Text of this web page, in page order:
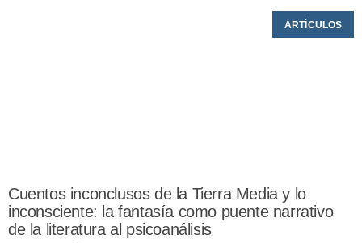
ARTÍCULOS
Cuentos inconclusos de la Tierra Media y lo
inconsciente: la fantasía como puente narrativo
de la literatura al psicoanálisis